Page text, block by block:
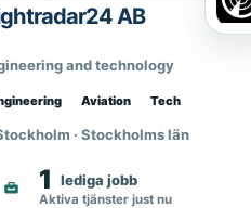
AB
and technology
Aviation Tech
· Stockholms län
1 lediga jobb
Aktiva tjänster just nu